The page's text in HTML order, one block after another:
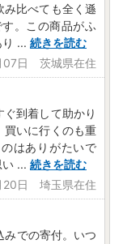
み比べても全く遜
。この商品がふ
... 続きを読む
07日 茨城県在住
到着して助かり
買いに行くのも重
はありがたいで
い ... 続きを読む
20日 埼玉県在住
みでの寄付。いつ